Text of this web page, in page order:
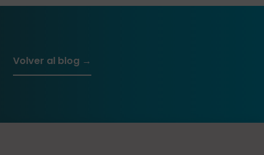
Volver al blog →